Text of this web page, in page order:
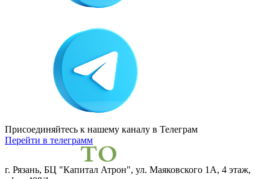
Присоединяйтесь к нашему каналу в Телеграм
Перейти в телеграмм
г. Рязань, БЦ "Капитал Атрон", ул. Маяковского 1А, 4 этаж,